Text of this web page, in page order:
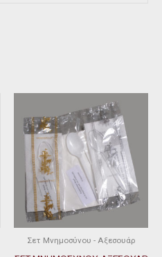
Σετ Μνημοσύνου - Αξεσουάρ
Αυτό
το
προϊόν
έχει
πολλαπλές
παραλλαγές.
Οι
μπορούν